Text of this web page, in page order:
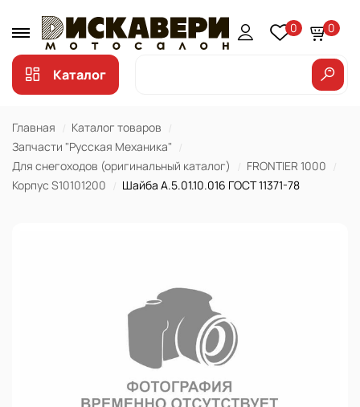
0 0
Каталог
Главная
Каталог товаров
Запчасти "Русская Механика"
Для снегоходов (оригинальный каталог)
FRONTIER 1000
Корпус S10101200
Шайба А.5.01.10.016 ГОСТ 11371-78